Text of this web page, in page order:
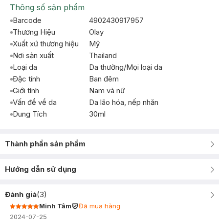
Thông số sản phẩm
Barcode
4902430917957
Thương Hiệu
Olay
Xuất xứ thương hiệu
Mỹ
Nơi sản xuất
Thailand
Loại da
Da thường/Mọi loại da
Đặc tính
Ban đêm
Giới tính
Nam và nữ
Vấn đề về da
Da lão hóa, nếp nhăn
Dung Tích
30ml
Thành phần sản phẩm
Hướng dẫn sử dụng
Đánh giá(3)
Minh Tâm
Đã mua hàng
2024-07-25